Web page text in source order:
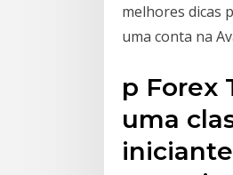
melhores dicas
uma conta na
p Forex
uma